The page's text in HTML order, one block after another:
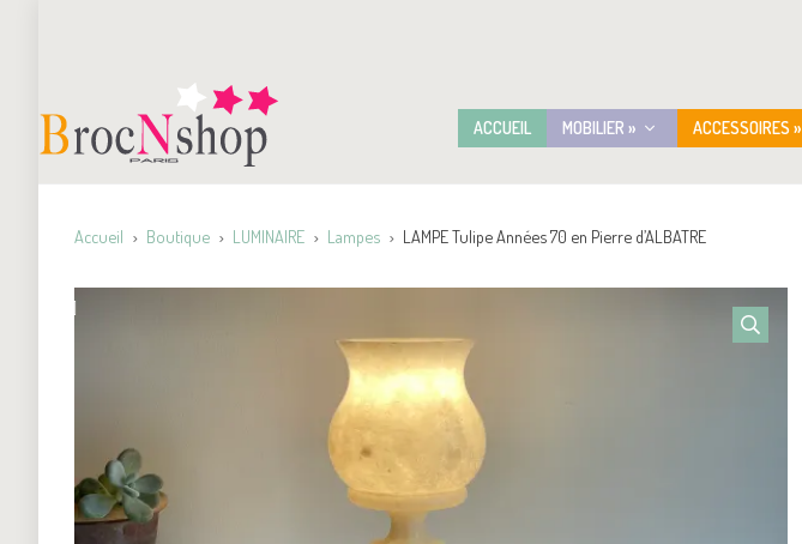
ACCUEIL MOBILIER » ACCESSOIRES »
Accueil Boutique LUMINAIRE Lampes LAMPE Tulipe Années 70 en Pierre d’ALBATRE